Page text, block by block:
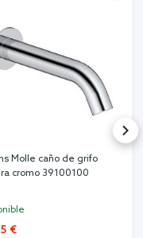
Molle caño de grifo
cromo 39100100
€